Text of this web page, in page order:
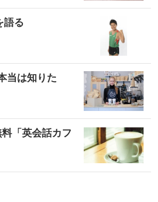
語る
当は知りた
「英会話カフ